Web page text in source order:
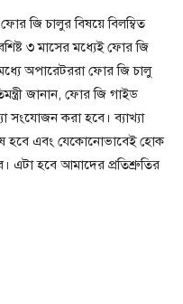
জি চালুর বিষয়ে বিলম্বিত
৩ মাসের মধ্যেই ফোর জি
অপারেটররা ফোর জি চালু
জানান, ফোর জি গাইড
সংযোজন করা হবে। ব্যাখ্যা
হবে এবং যেকোনোভাবেই হোক
এটা হবে আমাদের প্রতিশ্রুতির